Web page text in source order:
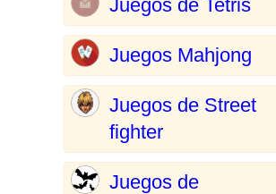
Juegos de Tetris
Juegos Mahjong
Juegos de Street
fighter
Juegos de